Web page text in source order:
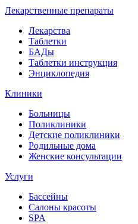
Лекарственные препараты
Лекарства
Таблетки
БАДы
Таблетки инструкция
Энциклопедия
Клиники
Больницы
Поликлиники
Детские поликлиники
Родильные дома
Женские консультации
Услуги
Бассейны
Салоны красоты
SPA